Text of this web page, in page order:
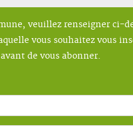
veuillez renseigner ci-
vous souhaitez vous
de vous abonner.